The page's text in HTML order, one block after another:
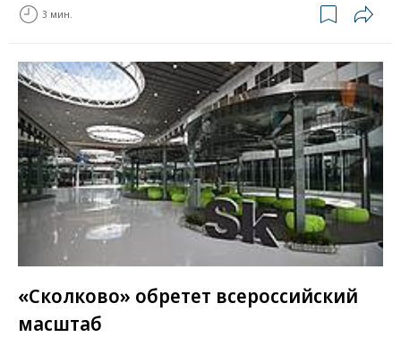
3 мин.
«Сколково» обретет всероссийский
масштаб